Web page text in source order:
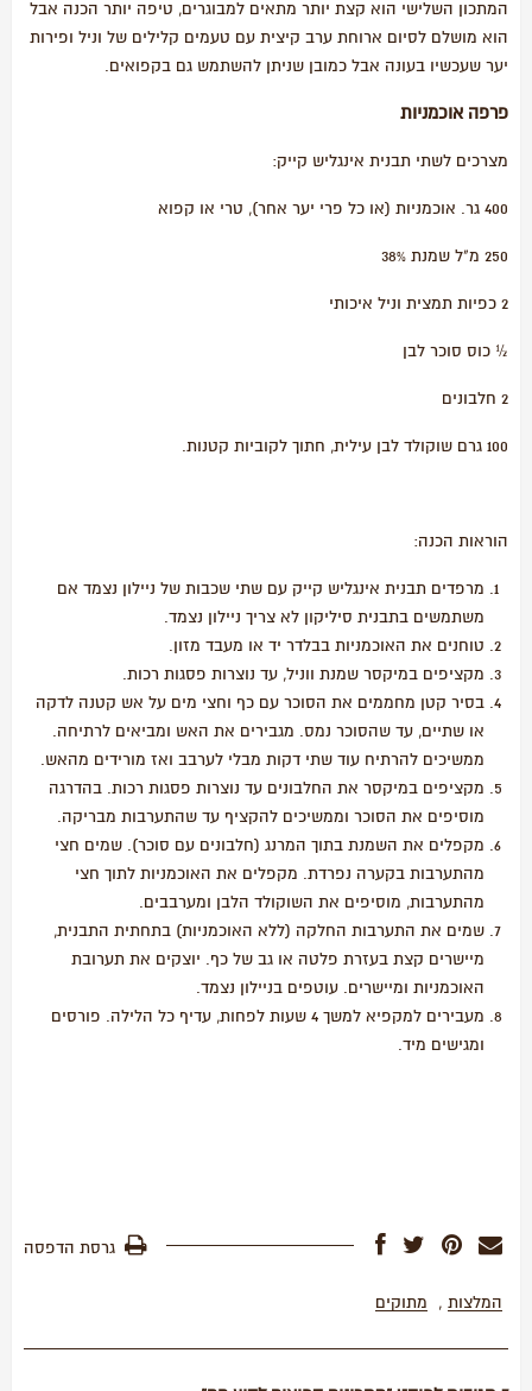
המתכון השלישי הוא קצת יותר מתאים למבוגרים, טיפה יותר הכנה אבל
הוא מושלם לסיום ארוחת ערב קיצית עם טעמים קלילים של וניל ופירות
יער שעכשיו בעונה אבל כמובן שניתן להשתמש גם בקפואים.
פרפה אוכמניות
מצרכים לשתי תבנית אינגליש קייק:
400 גר. אוכמניות (או כל פרי יער אחר), טרי או קפוא
250 מ"ל שמנת 38%
2 כפיות תמצית וניל איכותי
½ כוס סוכר לבן
2 חלבונים
100 גרם שוקולד לבן עילית, חתוך לקוביות קטנות.
הוראות הכנה:
מרפדים תבנית אינגליש קייק עם שתי שכבות של ניילון נצמד אם
משתמשים בתבנית סיליקון לא צריך ניילון נצמד.
טוחנים את האוכמניות בבלדר יד או מעבד מזון.
מקציפים במיקסר שמנת ווניל, עד נוצרות פסגות רכות.
בסיר קטן מחממים את הסוכר עם כף וחצי מים על אש קטנה לדקה
או שתיים, עד שהסוכר נמס. מגבירים את האש ומביאים לרתיחה.
ממשיכים להרתיח עוד שתי דקות מבלי לערבב ואז מורידים מהאש.
מקציפים במיקסר את החלבונים עד נוצרות פסגות רכות. בהדרגה
מוסיפים את הסוכר וממשיכים להקציף עד שהתערבות מבריקה.
מקפלים את השמנת בתוך המרנג (חלבונים עם סוכר). שמים חצי
מהתערבות בקערה נפרדת. מקפלים את האוכמניות לתוך חצי
מהתערבות, מוסיפים את השוקולד הלבן ומערבבים.
שמים את התערבות החלקה (ללא האוכמניות) בתחתית התבנית,
מיישרים קצת בעזרת פלטה או גב של כף. יוצקים את תערובת
האוכמניות ומיישרים. עוטפים בניילון נצמד.
מעבירים למקפיא למשך 4 שעות לפחות, עדיף כל הלילה. פורסים
ומגישים מיד.
גרסת הדפסה
המלצות , מתוקים